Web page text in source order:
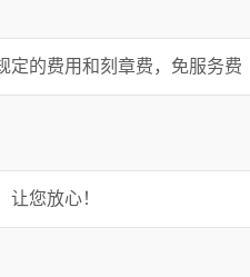
定的费用和刻章费，免服务费
让您放心！